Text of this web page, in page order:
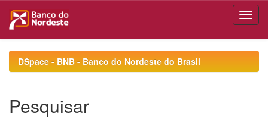
navigationDSpace - BNB - Banco do Nordeste do Brasil
Pesquisar